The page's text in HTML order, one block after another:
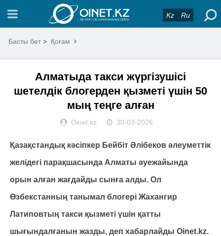
Kz Ru
Басты бет > Қоғам
Алматыда такси жүргізушісі
шетелдік блогерден қызметі үшін 50
мың теңге алған
Oinet.kz 30-03-2026
Қазақстандық кәсіпкер Бейбіт Әлібеков әлеуметтік
желідегі парақшасында Алматы әуежайында
орын алған жағдайды сынға алды. Ол
Өзбекстанның танымал блогері Жахангир
Латиповтың такси қызметі үшін қатты
шығындалғанын жазды, деп хабарлайды Оinet.kz.